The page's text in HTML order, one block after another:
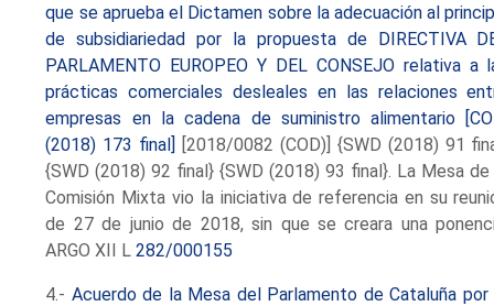
que se aprueba el Dictamen sobre la adecuación al
de subsidiariedad por la propuesta de DIRECTIVA
PARLAMENTO EUROPEO Y DEL CONSEJO relativa a
prácticas comerciales desleales en las relaciones
empresas en la cadena de suministro alimentario
(2018) 173 final] [2018/0082 (COD)] {SWD (2018) 91
{SWD (2018) 92 final} {SWD (2018) 93 final}. La Mesa de
Comisión Mixta vio la iniciativa de referencia en su
de 27 de junio de 2018, sin que se creara una
ARGO XII L282/000155
4.- Acuerdo de la Mesa del Parlamento de Cataluña por